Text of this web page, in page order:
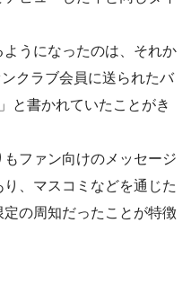
うになったのは、それか
クラブ会員に送られたバ
と書かれていたことがき
ファン向けのメッセージ
、マスコミなどを通じた
の周知だったことが特徴